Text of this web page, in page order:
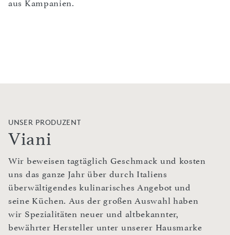
aus Kampanien.
UNSER PRODUZENT
Viani
Wir beweisen tagtäglich Geschmack und kosten
uns das ganze Jahr über durch Italiens
überwältigendes kulinarisches Angebot und
seine Küchen. Aus der großen Auswahl haben
wir Spezialitäten neuer und altbekannter,
bewährter Hersteller unter unserer Hausmarke